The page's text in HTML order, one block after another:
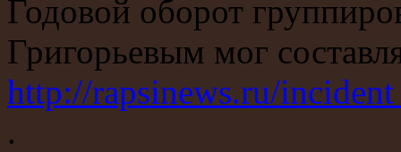
Годовой оборот
Григорьевым мог
http://rapsinews.ru/
.